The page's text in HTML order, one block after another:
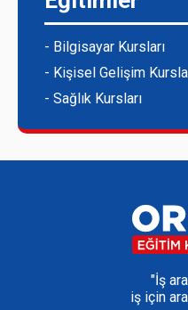
- Bilgisayar Kursları
- Kişisel Gelişim
- Sağlık Kursları
"İş
iş için